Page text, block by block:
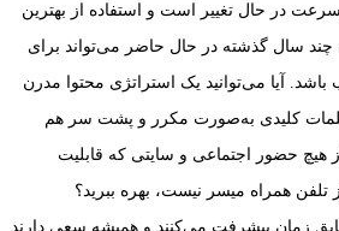
سرعت در حال تغییر است و استفاده از بهترین
چند سال گذشته در حال حاضر می‌تواند برای
آیا می‌توانید یک استراتژی محتوا مدرن
کلمات کلیدی به‌صورت مکرر و پشت سر هم
هیچ حضور اجتماعی و سایتی که قابلیت
تلفن همراه میسر نیست، بهره ببرید؟
زمان پیشرفت می‌کنند و همیشه سعی دارند